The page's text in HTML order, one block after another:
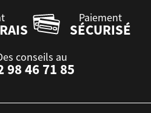
Paiement
SÉCURISÉ
conseils au
98 46 71 85